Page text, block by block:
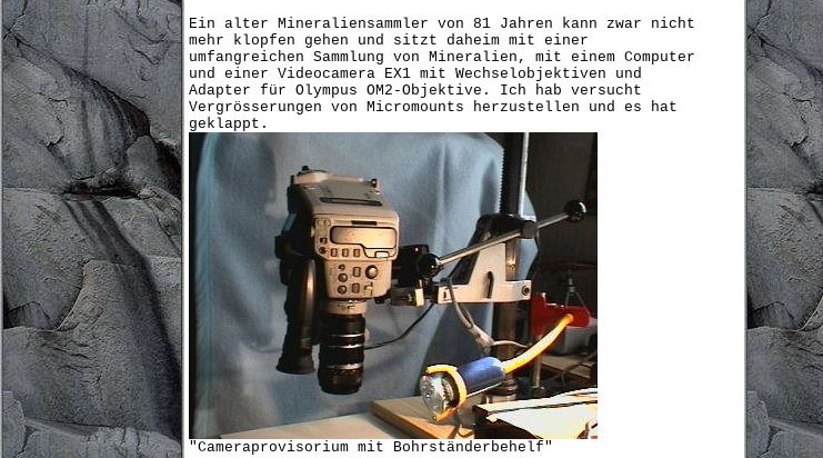
Ein alter Mineraliensammler von 81 Jahren kann zwar nicht
mehr klopfen gehen und sitzt daheim mit einer
umfangreichen Sammlung von Mineralien, mit einem Computer
und einer Videocamera EX1 mit Wechselobjektiven und
Adapter für Olympus OM2-Objektive. Ich hab versucht
Vergrösserungen von Micromounts herzustellen und es hat
geklappt.
"Cameraprovisorium mit Bohrständerbehelf"